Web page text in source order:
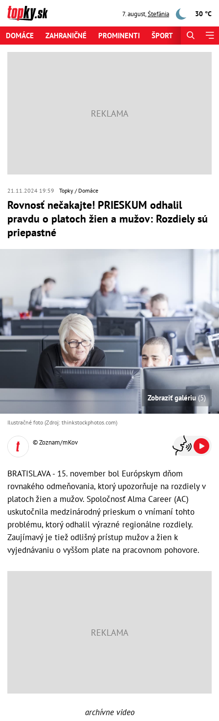
7. august,Štefánia 30 °C
DOMÁCE ZAHRANIČNÉ PROMINENTI ŠPORT
21.11.2024 19:59 Topky Domáce
Rovnosť nečakajte! PRIESKUM odhalil
pravdu o platoch žien a mužov: Rozdiely sú
priepastné
Zobraziť galériu(5)
Ilustračné foto (Zdroj: thinkstockphotos.com)
© Zoznam/mKov
BRATISLAVA - 15. november bol Európskym dňom
rovnakého odmeňovania, ktorý upozorňuje na rozdiely v
platoch žien a mužov. Spoločnosť Alma Career (AC)
uskutočnila medzinárodný prieskum o vnímaní tohto
problému, ktorý odhalil výrazné regionálne rozdiely.
Zaujímavý je tiež odlišný prístup mužov a žien k
vyjednávaniu o vyššom plate na pracovnom pohovore.
archívne video